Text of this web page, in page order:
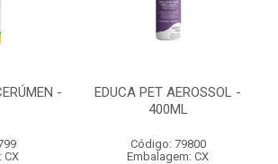
-
CX
EDUCA PET AEROSSOL -
400ML
Código: 79800
Embalagem: CX